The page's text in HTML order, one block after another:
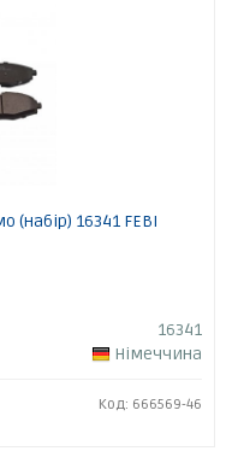
(набір) 16341 FEBI
16341
Німеччина
Код: 666569-46